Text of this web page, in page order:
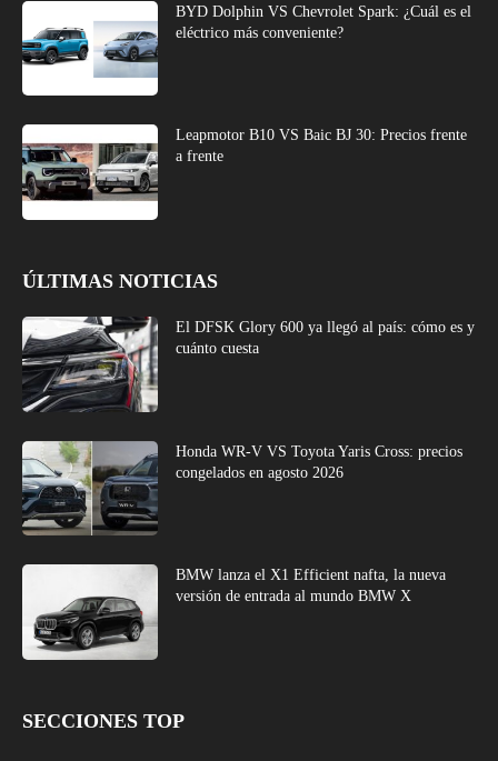
BYD Dolphin VS Chevrolet Spark: ¿Cuál es el
eléctrico más conveniente?
Leapmotor B10 VS Baic BJ 30: Precios frente
a frente
ÚLTIMAS NOTICIAS
El DFSK Glory 600 ya llegó al país: cómo es y
cuánto cuesta
Honda WR-V VS Toyota Yaris Cross: precios
congelados en agosto 2026
BMW lanza el X1 Efficient nafta, la nueva
versión de entrada al mundo BMW X
SECCIONES TOP